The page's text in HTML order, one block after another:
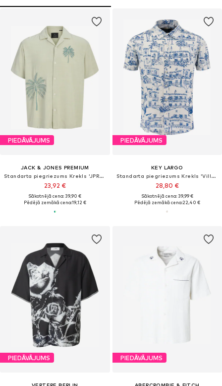
PIEDĀVĀJUMS
JACK & JONES PREMIUM
Standarta piegriezums Krekls 'JPRBLAFred'
23,92 €
Sākotnējā cena: 39,90 €
Pēdējā zemākā cena:19,12 €
PIEDĀVĀJUMS
KEY LARGO
Standarta piegriezums Krekls 'Village'
28,80 €
Sākotnējā cena: 39,99 €
Pēdējā zemākā cena:22,40 €
PIEDĀVĀJUMS PIEDĀVĀJUMS